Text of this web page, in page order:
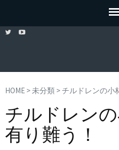
HOME >未分類 >チルドレンの小
チルドレンの
有り難う！